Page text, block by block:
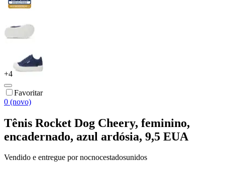
+4
Favoritar
0 (novo)
Tênis Rocket Dog Cheery, feminino,
encadernado, azul ardósia, 9,5 EUA
Vendido e entregue por nocnocestadosunidos